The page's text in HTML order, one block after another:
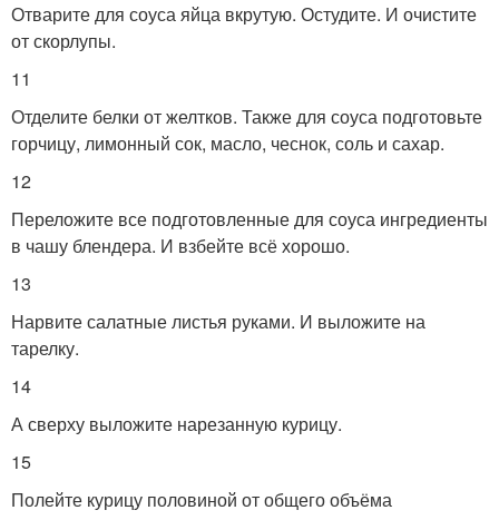
Отварите для соуса яйца вкрутую. Остудите. И очистите
от скорлупы.
11
Отделите белки от желтков. Также для соуса подготовьте
горчицу, лимонный сок, масло, чеснок, соль и сахар.
12
Переложите все подготовленные для соуса ингредиенты
в чашу блендера. И взбейте всё хорошо.
13
Нарвите салатные листья руками. И выложите на
тарелку.
14
А сверху выложите нарезанную курицу.
15
Полейте курицу половиной от общего объёма